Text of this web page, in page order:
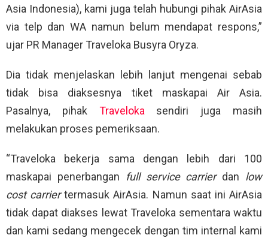
Asia Indonesia), kami juga telah hubungi pihak AirAsia
via telp dan WA namun belum mendapat respons,”
ujar PR Manager Traveloka Busyra Oryza.
Dia tidak menjelaskan lebih lanjut mengenai sebab
tidak bisa diaksesnya tiket maskapai Air Asia.
Pasalnya, pihak Travelokasendiri juga masih
melakukan proses pemeriksaan.
“Traveloka bekerja sama dengan lebih dari 100
maskapai penerbangan
full service carrierdan low
cost carriertermasuk AirAsia. Namun saat ini AirAsia
tidak dapat diakses lewat Traveloka sementara waktu
dan kami sedang mengecek dengan tim internal kami